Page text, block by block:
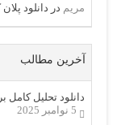
مریم در دانلود
آخرین مطالب
دانلود تحلیل کامل
5 نوامبر 2025